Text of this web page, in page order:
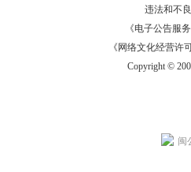
违法和不
《电子公告服务
《网络文化经营许
Copyright ©
闽